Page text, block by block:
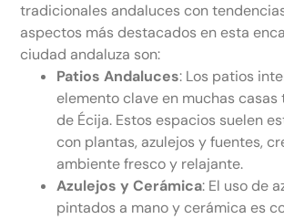
tradicionales andaluces con
aspectos más destacados en esta
ciudad andaluza son:
Patios Andaluces: Los patios
elemento clave en muchas
de Écija. Estos espacios suelen
con plantas, azulejos y fuentes,
ambiente fresco y relajante.
Azulejos y Cerámica: El uso de
pintados a mano y cerámica es